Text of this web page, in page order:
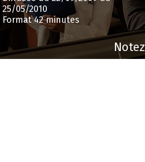
25/05/2010
Format 42 minutes